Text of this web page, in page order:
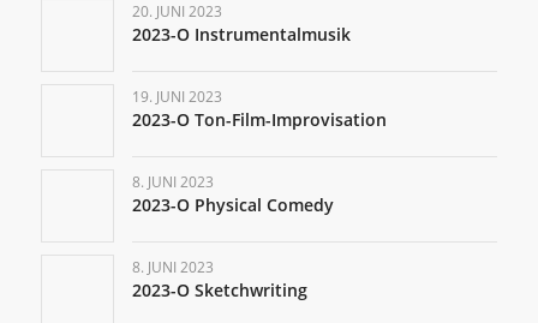
20. JUNI 2023
2023-O Instrumentalmusik
19. JUNI 2023
2023-O Ton-Film-Improvisation
8. JUNI 2023
2023-O Physical Comedy
8. JUNI 2023
2023-O Sketchwriting